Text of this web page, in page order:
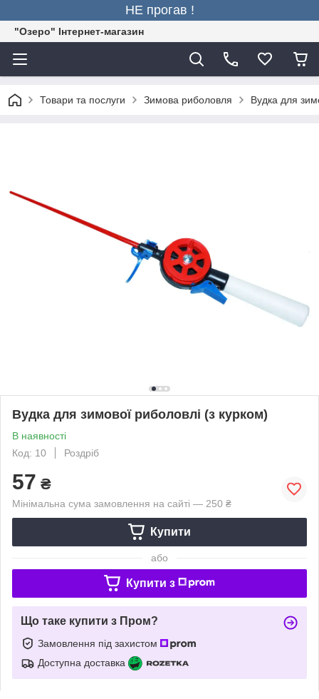
НЕ прогав !
"Озеро" Інтернет-магазин
Товари та послуги Зимова риболовля Вудка для
Вудка для зимової риболовлі (з курком)
В наявності
Код: 10
Роздріб
57 ₴
Мінімальна сума замовлення на сайті — 250 ₴
Купити
або
Купити з
Що таке купити з Пром?
Замовлення під захистом
Доступна доставка